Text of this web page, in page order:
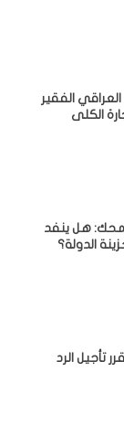
الفقير
الكلى
هل ينفد
الدولة؟
تأجيل الرد